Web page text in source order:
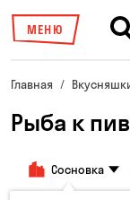
МЕНЮ
Главная
Рыба к
Сосновка